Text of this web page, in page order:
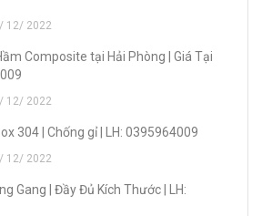
12/ 2022
Composite tại Hải Phòng | Giá Tại
12/ 2022
304 | Chống gỉ | LH: 0395964009
12/ 2022
Gang | Đầy Đủ Kích Thước | LH: